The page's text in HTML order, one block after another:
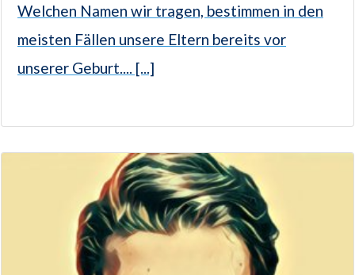
Welchen Namen wir tragen, bestimmen in den
meisten Fällen unsere Eltern bereits vor
unserer Geburt.... [...]